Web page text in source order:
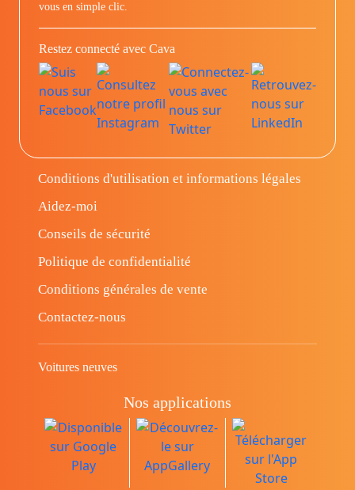
vous en simple clic.
Restez connecté avec Cava
Conditions d'utilisation et informations légales
Aidez-moi
Conseils de sécurité
Politique de confidentialité
Conditions générales de vente
Contactez-nous
Voitures neuves
Nos applications